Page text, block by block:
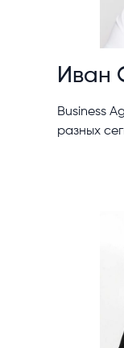
Иван
Business
разных